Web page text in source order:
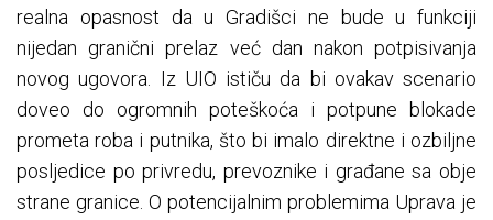
realna opasnost da u Gradišci ne bude u funkciji
nijedan granični prelaz već dan nakon potpisivanja
novog ugovora. Iz UIO ističu da bi ovakav scenario
doveo do ogromnih poteškoća i potpune blokade
prometa roba i putnika, što bi imalo direktne i ozbiljne
posljedice po privredu, prevoznike i građane sa obje
strane granice. O potencijalnim problemima Uprava je